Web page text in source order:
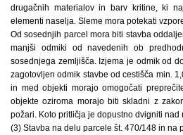
drugačnih materialov in barv kritine, ki
elementi naselja. Sleme mora potekati
Od sosednjih parcel mora biti stavba
manjši odmiki od navedenih ob
sosednjega zemljišča. Izjema je odmik od
zagotovljen odmik stavbe od cestišča min.
in med objekti morajo omogočati
objekte oziroma morajo biti skladni z
požari. Koto pritličja je dopustno dvigniti nad
(3) Stavba na delu parcele št. 470/148 in na